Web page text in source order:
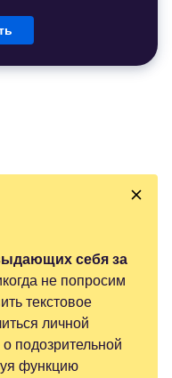
себя за
не попросим
текстовое
личной
подозрительной
функцию